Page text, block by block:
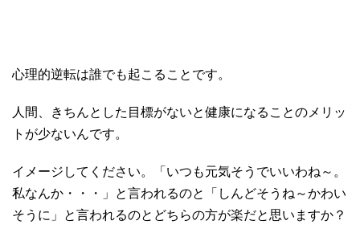
心理的逆転は誰でも起こることです。
人間、きちんとした目標がないと健康になることのメリッ
トが少ないんです。
イメージしてください。「いつも元気そうでいいわね～。
私なんか・・・」と言われるのと「しんどそうね～かわい
そうに」と言われるのとどちらの方が楽だと思いますか？